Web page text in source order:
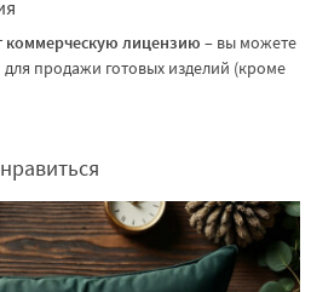
коммерческую лицензию – вы можете
для продажи готовых изделий (кроме